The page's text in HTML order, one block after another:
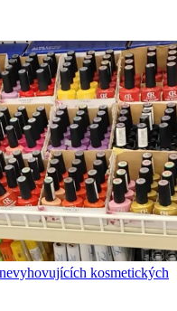
kosmetických